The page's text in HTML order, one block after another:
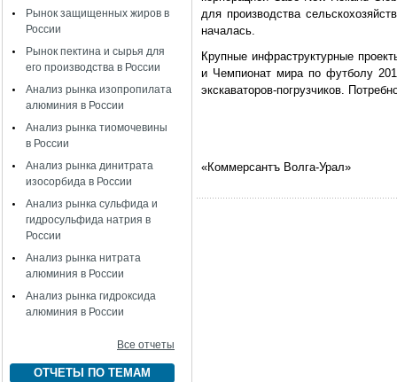
Рынок защищенных жиров в
России
Рынок пектина и сырья для
его производства в России
Анализ рынка изопропилата
алюминия в России
Анализ рынка тиомочевины
в России
Анализ рынка динитрата
изосорбида в России
Анализ рынка сульфида и
гидросульфида натрия в
России
Анализ рынка нитрата
алюминия в России
Анализ рынка гидроксида
алюминия в России
Все отчеты
ОТЧЕТЫ ПО ТЕМАМ
для производства
началась.
Крупные инфраструктурные
и Чемпионат мира по футболу
экскаваторов-погрузчиков.
«Коммерсантъ Волга-Урал»